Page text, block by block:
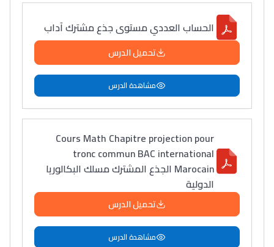
Lycée Maroc
التعليم الثانوي التأهيلي
Collège au Maroc
الحساب العددي مستوى جذع مشترك آداب
تحميل الدرس
مشاهدة الدرس
Cours Math Chapitre projection pour
tronc commun BAC international
Marocain الجذع المشترك مسلك البكالوريا
الدولية
تحميل الدرس
مشاهدة الدرس